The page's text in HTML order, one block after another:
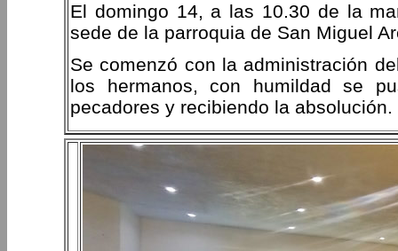
El domingo 14, a las 10.30 de la
sede de la parroquia de San Miguel
Se comenzó con la administración
los hermanos, con humildad se
pecadores y recibiendo la absolución.